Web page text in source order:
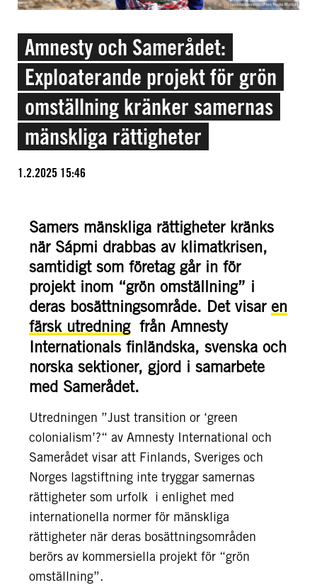
Amnesty och Samerådet:
Exploaterande projekt för grön
omställning kränker samernas
mänskliga rättigheter
1.2.2025 15:46
Samers mänskliga rättigheter kränks
när Sápmi drabbas av klimatkrisen,
samtidigt som företag går in för
projekt inom “grön omställning” i
deras bosättningsområde. Det visar en
färsk utredning från Amnesty
Internationals finländska, svenska och
norska sektioner, gjord i samarbete
med Samerådet.
Utredningen ”Just transition or ‘green
colonialism’?“ av Amnesty International och
Samerådet visar att Finlands, Sveriges och
Norges lagstiftning inte tryggar samernas
rättigheter som urfolk i enlighet med
internationella normer för mänskliga
rättigheter när deras bosättningsområden
berörs av kommersiella projekt för “grön
omställning”.